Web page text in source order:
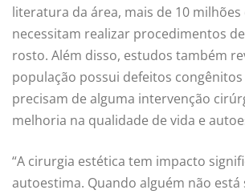
literatura da área, mais de 10
necessitam realizar procedimentos
rosto. Além disso, estudos também
população possui defeitos congênitos
precisam de alguma intervenção
melhoria na qualidade de vida e
“A cirurgia estética tem impacto
autoestima. Quando alguém não está